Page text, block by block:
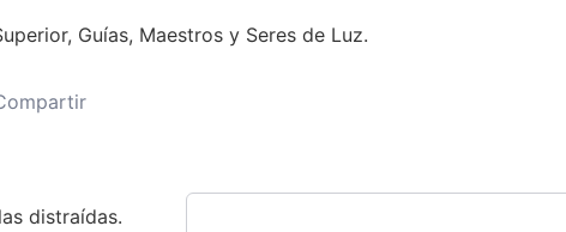
Guías, Maestros y Seres de Luz.
distraídas.